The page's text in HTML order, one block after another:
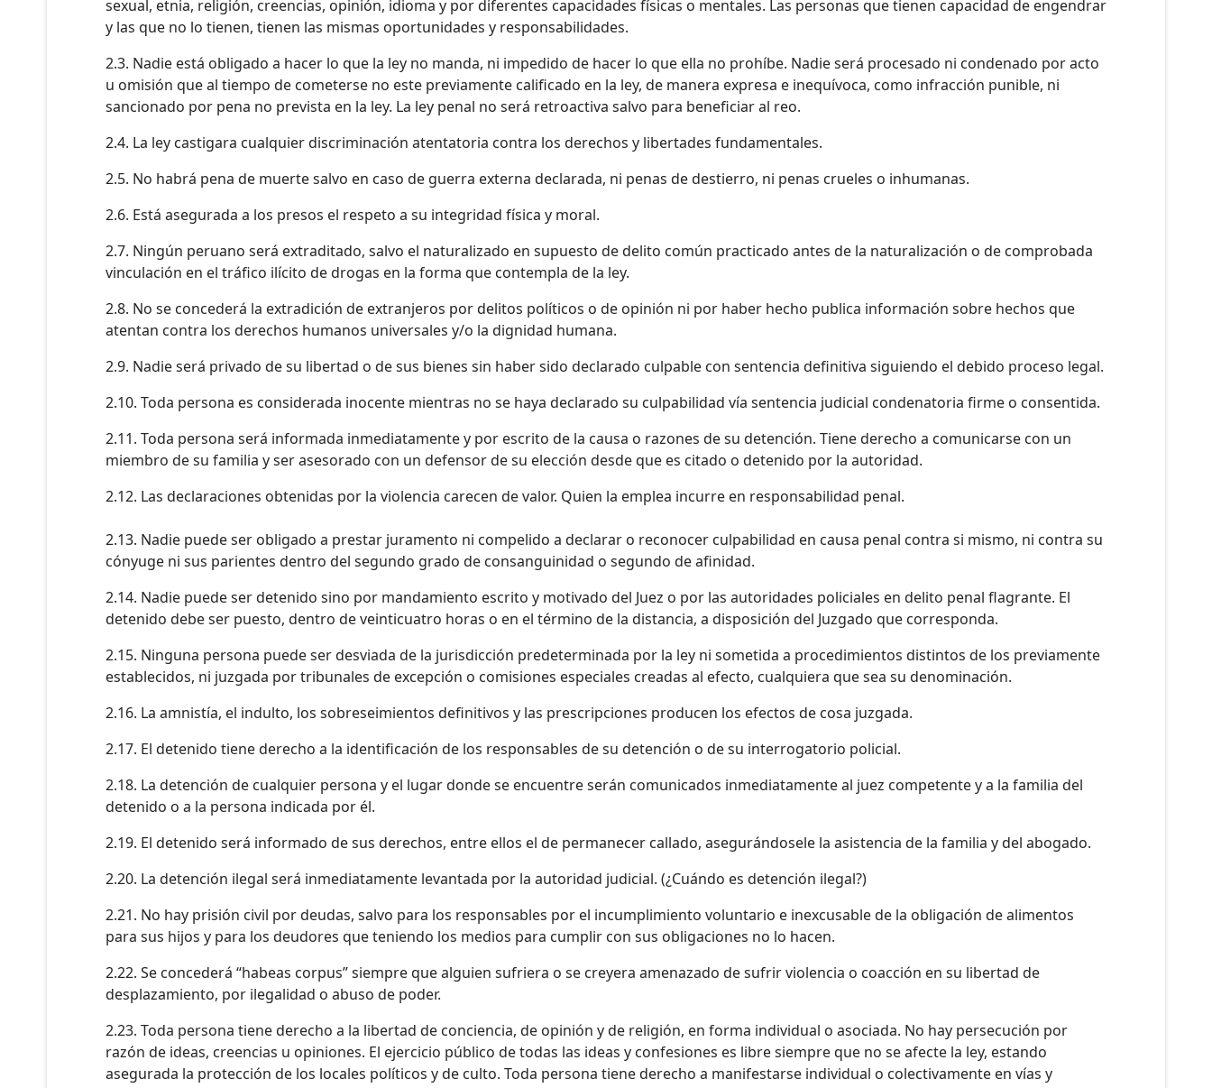
sexual, etnia, religión, creencias, opinión, idioma y por diferentes capacidades físicas o mentales. Las personas que tienen capacidad de engendrar
y las que no lo tienen, tienen las mismas oportunidades y responsabilidades.
2.3. Nadie está obligado a hacer lo que la ley no manda, ni impedido de hacer lo que ella no prohíbe. Nadie será procesado ni condenado por acto
u omisión que al tiempo de cometerse no este previamente calificado en la ley, de manera expresa e inequívoca, como infracción punible, ni
sancionado por pena no prevista en la ley. La ley penal no será retroactiva salvo para beneficiar al reo.
2.4. La ley castigara cualquier discriminación atentatoria contra los derechos y libertades fundamentales.
2.5. No habrá pena de muerte salvo en caso de guerra externa declarada, ni penas de destierro, ni penas crueles o inhumanas.
2.6. Está asegurada a los presos el respeto a su integridad física y moral.
2.7. Ningún peruano será extraditado, salvo el naturalizado en supuesto de delito común practicado antes de la naturalización o de comprobada
vinculación en el tráfico ilícito de drogas en la forma que contempla de la ley.
2.8. No se concederá la extradición de extranjeros por delitos políticos o de opinión ni por haber hecho publica información sobre hechos que
atentan contra los derechos humanos universales y/o la dignidad humana.
2.9. Nadie será privado de su libertad o de sus bienes sin haber sido declarado culpable con sentencia definitiva siguiendo el debido proceso legal.
2.10. Toda persona es considerada inocente mientras no se haya declarado su culpabilidad vía sentencia judicial condenatoria firme o consentida.
2.11. Toda persona será informada inmediatamente y por escrito de la causa o razones de su detención. Tiene derecho a comunicarse con un
miembro de su familia y ser asesorado con un defensor de su elección desde que es citado o detenido por la autoridad.
2.12. Las declaraciones obtenidas por la violencia carecen de valor. Quien la emplea incurre en responsabilidad penal.
2.13. Nadie puede ser obligado a prestar juramento ni compelido a declarar o reconocer culpabilidad en causa penal contra si mismo, ni contra su
cónyuge ni sus parientes dentro del segundo grado de consanguinidad o segundo de afinidad.
2.14. Nadie puede ser detenido sino por mandamiento escrito y motivado del Juez o por las autoridades policiales en delito penal flagrante. El
detenido debe ser puesto, dentro de veinticuatro horas o en el término de la distancia, a disposición del Juzgado que corresponda.
2.15. Ninguna persona puede ser desviada de la jurisdicción predeterminada por la ley ni sometida a procedimientos distintos de los previamente
establecidos, ni juzgada por tribunales de excepción o comisiones especiales creadas al efecto, cualquiera que sea su denominación.
2.16. La amnistía, el indulto, los sobreseimientos definitivos y las prescripciones producen los efectos de cosa juzgada.
2.17. El detenido tiene derecho a la identificación de los responsables de su detención o de su interrogatorio policial.
2.18. La detención de cualquier persona y el lugar donde se encuentre serán comunicados inmediatamente al juez competente y a la familia del
detenido o a la persona indicada por él.
2.19. El detenido será informado de sus derechos, entre ellos el de permanecer callado, asegurándosele la asistencia de la familia y del abogado.
2.20. La detención ilegal será inmediatamente levantada por la autoridad judicial. (¿Cuándo es detención ilegal?)
2.21. No hay prisión civil por deudas, salvo para los responsables por el incumplimiento voluntario e inexcusable de la obligación de alimentos
para sus hijos y para los deudores que teniendo los medios para cumplir con sus obligaciones no lo hacen.
2.22. Se concederá “habeas corpus” siempre que alguien sufriera o se creyera amenazado de sufrir violencia o coacción en su libertad de
desplazamiento, por ilegalidad o abuso de poder.
2.23. Toda persona tiene derecho a la libertad de conciencia, de opinión y de religión, en forma individual o asociada. No hay persecución por
razón de ideas, creencias u opiniones. El ejercicio público de todas las ideas y confesiones es libre siempre que no se afecte la ley, estando
asegurada la protección de los locales políticos y de culto. Toda persona tiene derecho a manifestarse individual o colectivamente en vías y